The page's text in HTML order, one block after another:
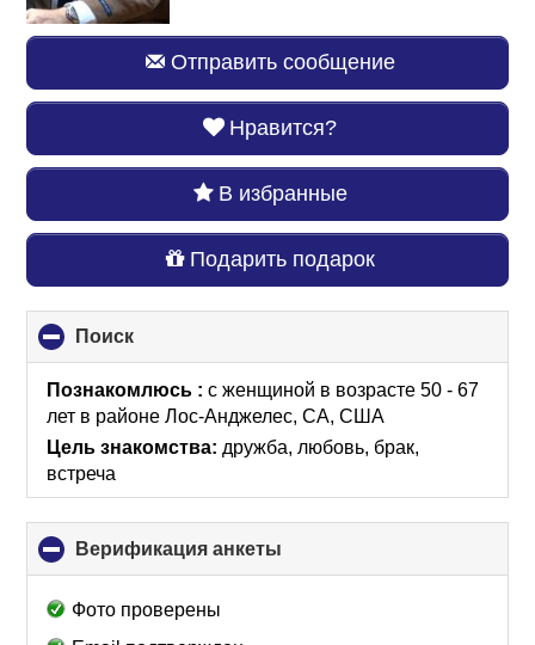
Отправить сообщение
Нравится?
В избранные
Подарить подарок
Поиск
to
collapse
contents
Познакомлюсь :с женщиной в возрасте 50 - 67
лет в районе Лос-Анджелес, CA, США
Цель знакомства: дружба, любовь, брак,
встреча
Верификация анкеты
to
Фото проверены